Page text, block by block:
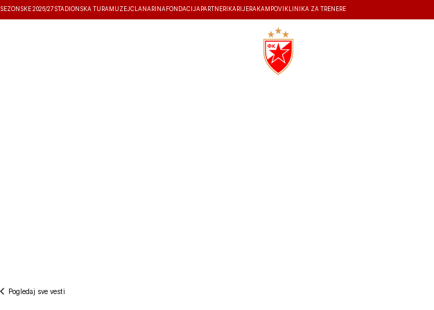
SEZONSKE 2026/27 STADIONSKA TURA MUZEJČLANARINA FONDACIJA PARTNERI KARIJERA KAMPOVI KLINIKA ZA TRENERE
Pogledaj sve vesti